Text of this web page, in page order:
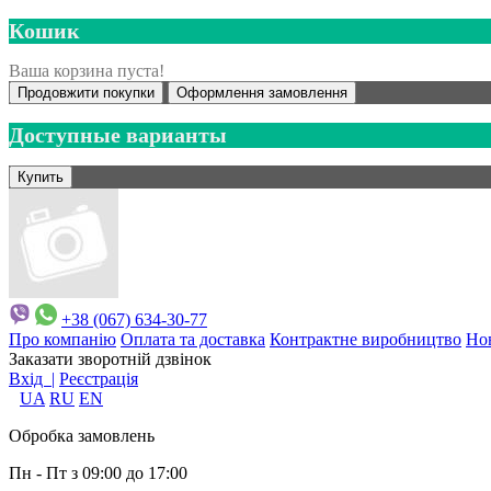
Кошик
Ваша корзина пуста!
Продовжити покупки Оформлення замовлення
Доступные варианты
+38 (067) 634-30-77
Про компанію Оплата та доставка Контрактне виробництво
Заказати зворотній дзвінок
Вхід | Реєстрація
UA RU EN
Обробка замовлень
Пн - Пт з 09:00 до 17:00